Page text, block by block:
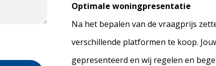
Optimale woningpresentatie
Na het bepalen van de vraagprijs
verschillende platformen te koop.
gepresenteerd en wij regelen en